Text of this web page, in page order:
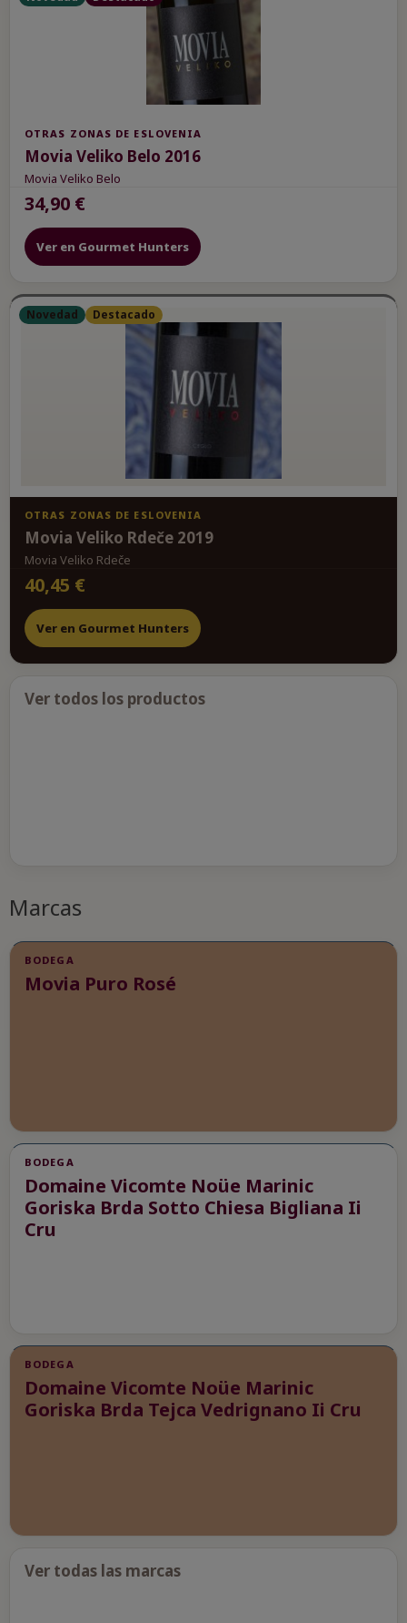
OTRAS ZONAS DE ESLOVENIA
Movia Veliko Belo 2016
Movia Veliko Belo
34,90 €
Ver en Gourmet Hunters
Novedad Destacado
OTRAS ZONAS DE ESLOVENIA
Movia Veliko Rdeče 2019
Movia Veliko Rdeče
40,45 €
Ver en Gourmet Hunters
Ver todos los productos
Marcas
BODEGA
Movia Puro Rosé
BODEGA
Domaine Vicomte Noüe Marinic
Goriska Brda Sotto Chiesa Bigliana Ii
Cru
BODEGA
Domaine Vicomte Noüe Marinic
Goriska Brda Tejca Vedrignano Ii Cru
Ver todas las marcas